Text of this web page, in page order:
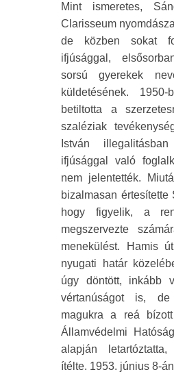
Mint ismeretes,
Clarisseum
de közben sokat
ifjúsággal,
sorsú gyerekek
küldetésének.
betiltotta a
szaléziak
István
ifjúsággal való
nem jelentették.
bizalmasan értesítette
hogy figyelik, a
megszervezte
menekülést. Hamis
nyugati határ
úgy döntött, inkább
vértanúságot is,
magukra a reá
Államvédelmi
alapján
ítélte. 1953. június 8-